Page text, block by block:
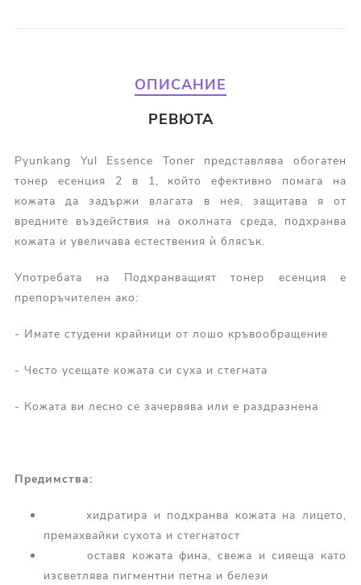
ОПИСАНИЕ
РЕВЮТА
Pyunkang Yul Essence Toner представлява обогатен
тонер есенция 2 в 1, който ефективно помага на
кожата да задържи влагата в нея, защитава я от
вредните въздействия на околната среда, подхранва
кожата и увеличава естествения ѝ блясък.
Употребата на Подхранващият тонер есенция е
препоръчителен ако:
- Имате студени крайници от лошо кръвообращение
- Често усещате кожата си суха и стегната
- Кожата ви лесно се зачервява или е раздразнена
Предимства:
хидратира и подхранва кожата на лицето,
премахвайки сухота и стегнатост
оставя кожата фина, свежа и сияеща като
изсветлява пигментни петна и белези